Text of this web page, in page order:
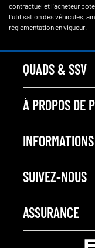
contractuel et l'acheteur
l'utilisation des véhicules,
réglementation en vigueur.
QUADS & SSV
À PROPOS DE
SUIVEZ-NOUS
ASSURANCE